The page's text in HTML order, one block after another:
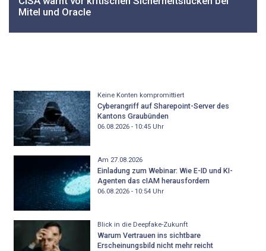
Mitel und Oracle
Keine Konten kompromittiert
Cyberangriff auf Sharepoint-Server des
Kantons Graubünden
06.08.2026 - 10:45Uhr
Am 27.08.2026
Einladung zum Webinar: Wie E-ID und KI-
Agenten das cIAM herausfordern
06.08.2026 - 10:54Uhr
Blick in die Deepfake-Zukunft
Warum Vertrauen ins sichtbare
Erscheinungsbild nicht mehr reicht